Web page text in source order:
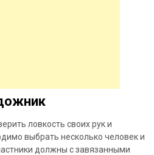
ловкость своих рук и
выбрать несколько человек и
должны с завязанными